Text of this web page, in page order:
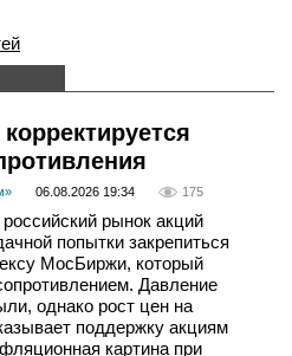
06.08.2026 19:34 175
рынок акций
попытки закрепиться
МосБиржи, который
Давление
однако рост цен на
поддержку акциям
картина при